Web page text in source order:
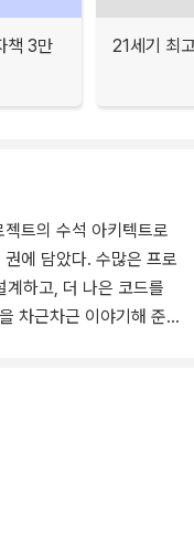
책 3만
21세기 최
트의 수석 아키텍트로
에 담았다. 수많은 프로
계하고, 더 나은 코드를
차근차근 이야기해 준